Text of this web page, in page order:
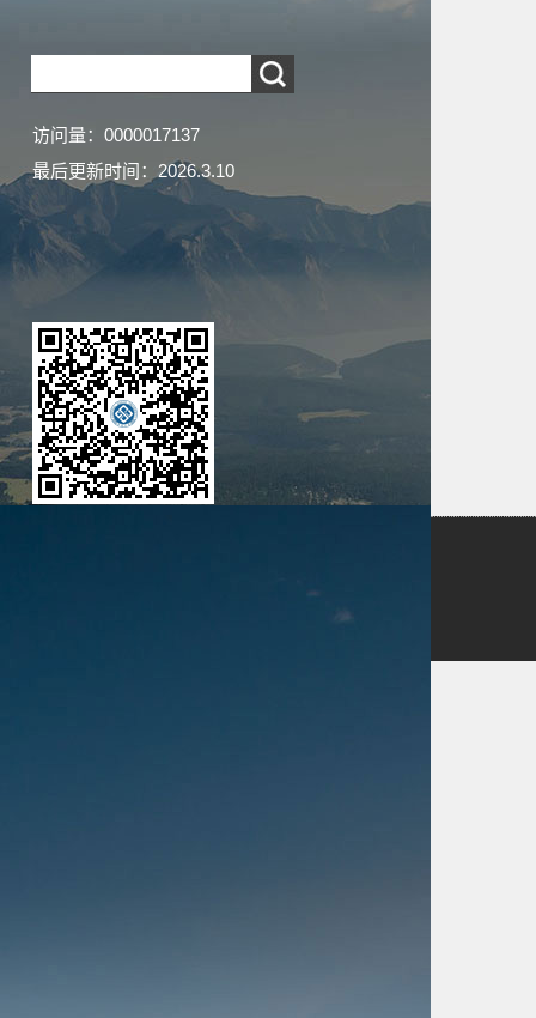
访问量： 0000017137
最后更新时间： 2026.3.10